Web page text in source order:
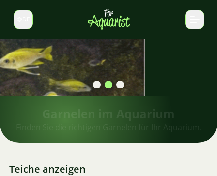
Sprache wechseln
Teiche anzeigen